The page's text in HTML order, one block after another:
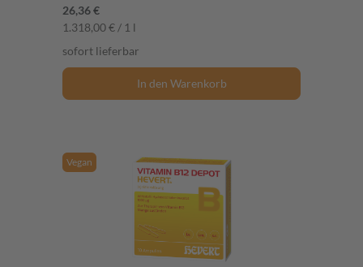
26,36 €
1.318,00 € / 1 l
sofort lieferbar
In den Warenkorb
Vegan